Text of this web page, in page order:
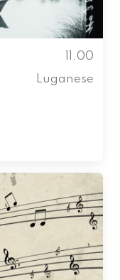
11.00
Luganese